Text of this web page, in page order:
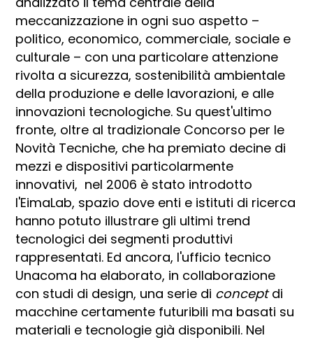
meccanizzazione in ogni suo aspetto –
politico, economico, commerciale, sociale e
culturale – con una particolare attenzione
rivolta a sicurezza, sostenibilità ambientale
della produzione e delle lavorazioni, e alle
innovazioni tecnologiche. Su quest'ultimo
fronte, oltre al tradizionale Concorso per le
Novità Tecniche, che ha premiato decine di
mezzi e dispositivi particolarmente
innovativi, nel 2006 è stato introdotto
l'EimaLab, spazio dove enti e istituti di ricerca
hanno potuto illustrare gli ultimi trend
tecnologici dei segmenti produttivi
rappresentati. Ed ancora, l'ufficio tecnico
Unacoma ha elaborato, in collaborazione
con studi di design, una serie di conceptdi
macchine certamente futuribili ma basati su
materiali e tecnologie già disponibili. Nel